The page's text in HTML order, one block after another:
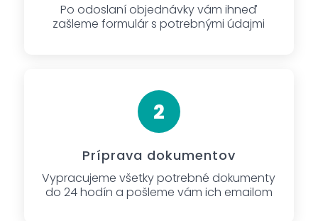
Po odoslaní objednávky vám ihneď
zašleme formulár s potrebnými údajmi
Príprava dokumentov
Vypracujeme všetky potrebné dokumenty
do 24 hodín a pošleme vám ich emailom